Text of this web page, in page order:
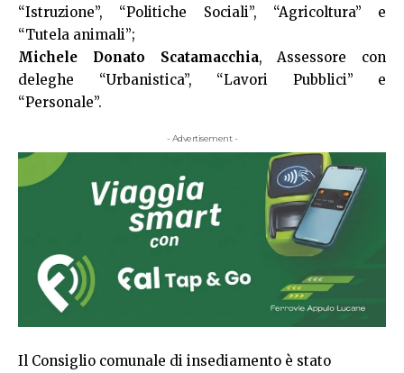
“Istruzione”, “Politiche Sociali”, “Agricoltura” e
“Tutela animali”;
Michele Donato Scatamacchia, Assessore con
deleghe “Urbanistica”, “Lavori Pubblici” e
“Personale”.
- Advertisement -
Il Consiglio comunale di insediamento è stato